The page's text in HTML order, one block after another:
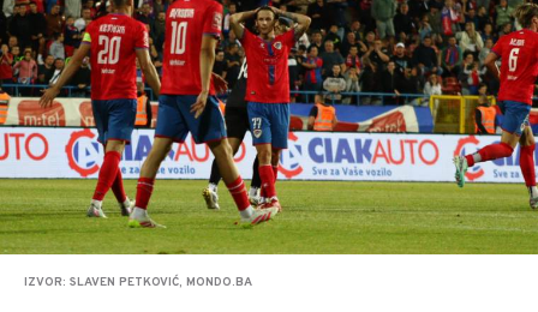
IZVOR: SLAVEN PETKOVIĆ, MONDO.BA